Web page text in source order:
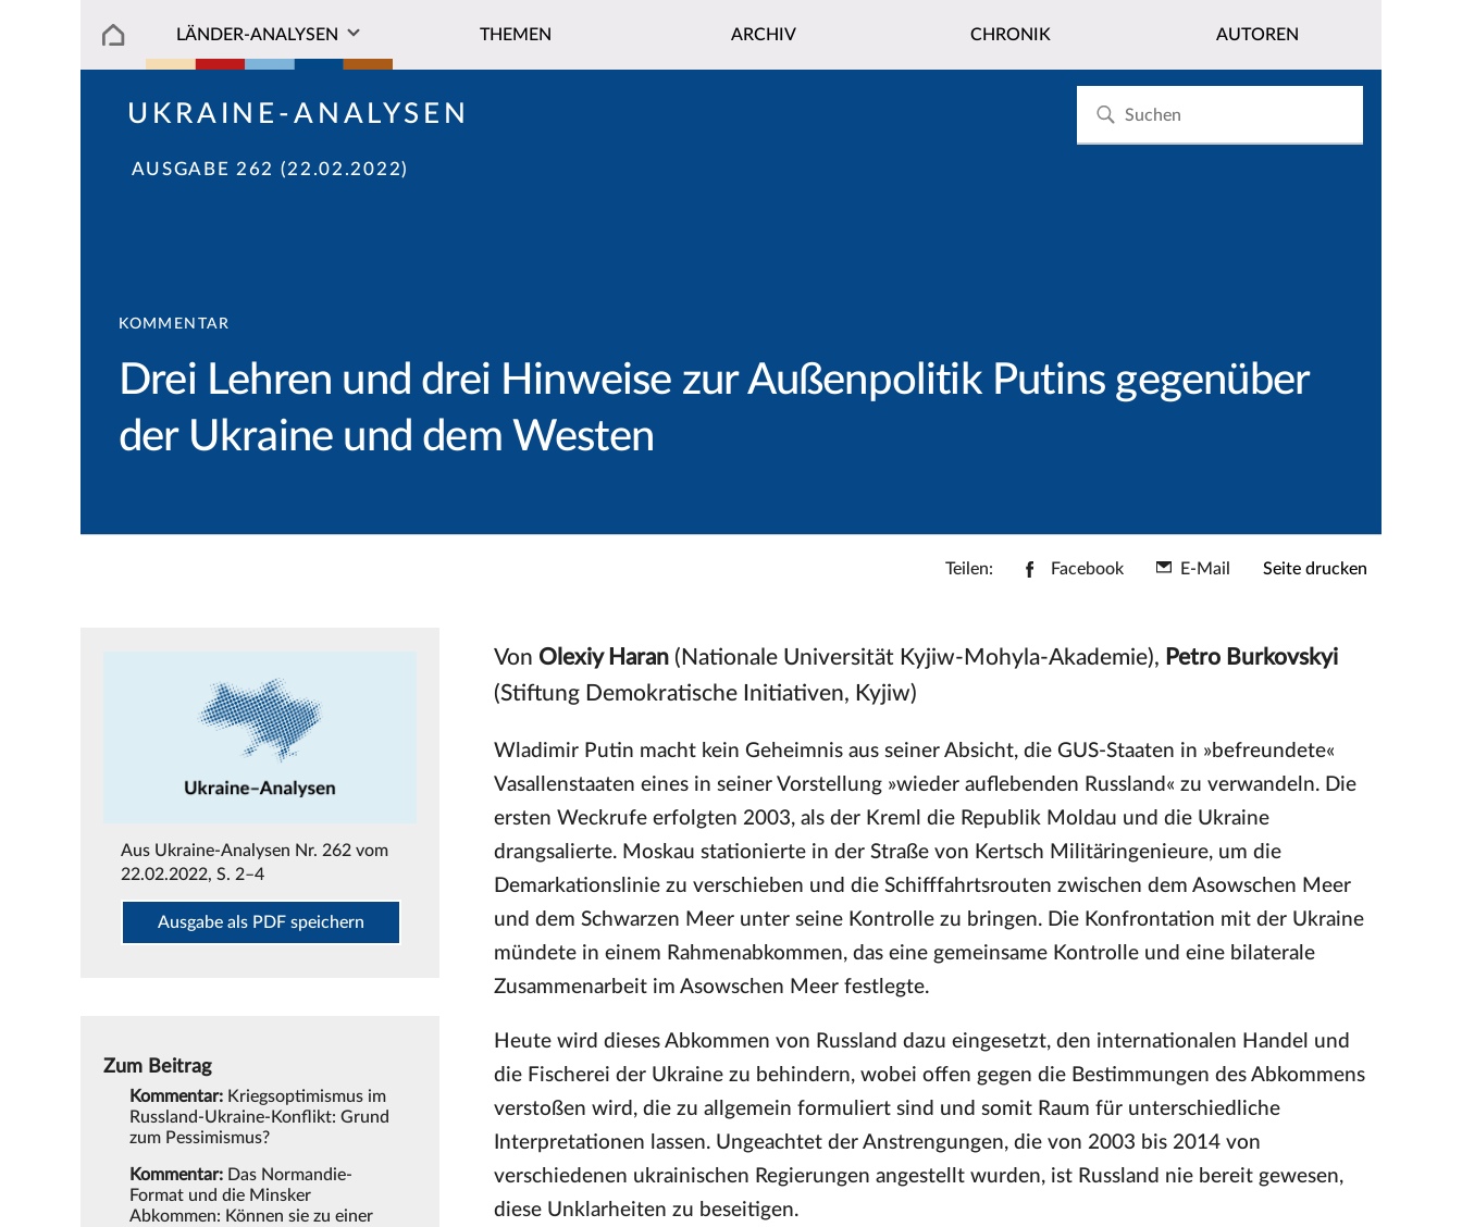
LÄNDER-ANALYSEN THEMEN ARCHIV CHRONIK AUTOREN
UKRAINE-ANALYSEN
AUSGABE 262 (22.02.2022)
KOMMENTAR
Drei Lehren und drei Hinweise zur Außenpolitik Putins gegenüber
der Ukraine und dem Westen
Teilen: Facebook E-Mail Seite drucken
Aus Ukraine-Analysen Nr. 262 vom
22.02.2022, S. 2–4
Ausgabe als PDF speichern
Zum Beitrag
Kommentar: Kriegsoptimismus im
Russland-Ukraine-Konflikt: Grund
zum Pessimismus?
Kommentar: Das Normandie-
Format und die Minsker
Abkommen: Können sie zu einer
Von Olexiy Haran (Nationale Universität Kyjiw-Mohyla-Akademie), Petro Burkovskyi
(Stiftung Demokratische Initiativen, Kyjiw)
Wladimir Putin macht kein Geheimnis aus seiner Absicht, die GUS-Staaten in »befreundete«
Vasallenstaaten eines in seiner Vorstellung »wieder auflebenden Russland« zu verwandeln. Die
ersten Weckrufe erfolgten 2003, als der Kreml die Republik Moldau und die Ukraine
drangsalierte. Moskau stationierte in der Straße von Kertsch Militäringenieure, um die
Demarkationslinie zu verschieben und die Schifffahrtsrouten zwischen dem Asowschen Meer
und dem Schwarzen Meer unter seine Kontrolle zu bringen. Die Konfrontation mit der Ukraine
mündete in einem Rahmenabkommen, das eine gemeinsame Kontrolle und eine bilaterale
Zusammenarbeit im Asowschen Meer festlegte.
Heute wird dieses Abkommen von Russland dazu eingesetzt, den internationalen Handel und
die Fischerei der Ukraine zu behindern, wobei offen gegen die Bestimmungen des Abkommens
verstoßen wird, die zu allgemein formuliert sind und somit Raum für unterschiedliche
Interpretationen lassen. Ungeachtet der Anstrengungen, die von 2003 bis 2014 von
verschiedenen ukrainischen Regierungen angestellt wurden, ist Russland nie bereit gewesen,
diese Unklarheiten zu beseitigen.